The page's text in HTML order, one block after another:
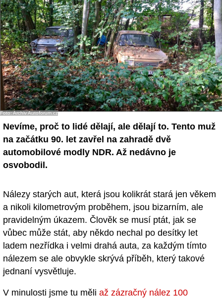
Foto: Archiv Autoforum.cz
Nevíme, proč to lidé dělají, ale dělají to. Tento muž
na začátku 90. let zavřel na zahradě dvě
automobilové modly NDR. Až nedávno je
osvobodil.
Nálezy starých aut, která jsou kolikrát stará jen věkem
a nikoli kilometrovým proběhem, jsou bizarním, ale
pravidelným úkazem. Člověk se musí ptát, jak se
vůbec může stát, aby někdo nechal po desítky let
ladem nezřídka i velmi drahá auta, za každým tímto
nálezem se ale obvykle skrývá příběh, který takové
jednaní vysvětluje.
V minulosti jsme tu měli až zázračný nález 100